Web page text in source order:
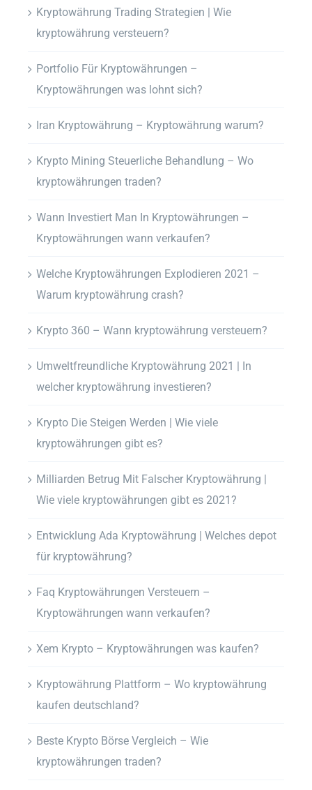
Kryptowährung Trading Strategien | Wie
kryptowährung versteuern?
Portfolio Für Kryptowährungen –
Kryptowährungen was lohnt sich?
Iran Kryptowährung – Kryptowährung warum?
Krypto Mining Steuerliche Behandlung – Wo
kryptowährungen traden?
Wann Investiert Man In Kryptowährungen –
Kryptowährungen wann verkaufen?
Welche Kryptowährungen Explodieren 2021 –
Warum kryptowährung crash?
Krypto 360 – Wann kryptowährung versteuern?
Umweltfreundliche Kryptowährung 2021 | In
welcher kryptowährung investieren?
Krypto Die Steigen Werden | Wie viele
kryptowährungen gibt es?
Milliarden Betrug Mit Falscher Kryptowährung |
Wie viele kryptowährungen gibt es 2021?
Entwicklung Ada Kryptowährung | Welches depot
für kryptowährung?
Faq Kryptowährungen Versteuern –
Kryptowährungen wann verkaufen?
Xem Krypto – Kryptowährungen was kaufen?
Kryptowährung Plattform – Wo kryptowährung
kaufen deutschland?
Beste Krypto Börse Vergleich – Wie
kryptowährungen traden?